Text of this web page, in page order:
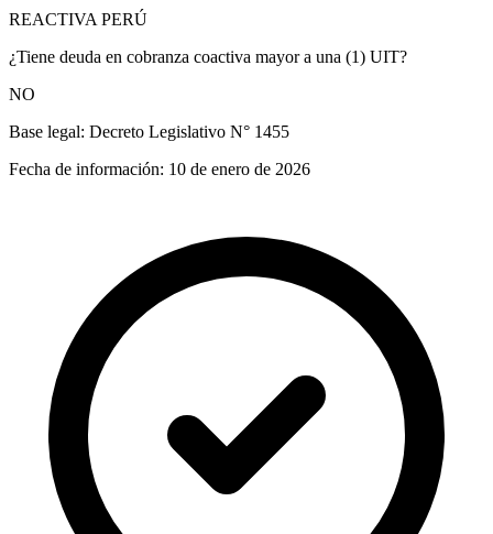
REACTIVA PERÚ
¿Tiene deuda en cobranza coactiva mayor a una (1) UIT?
NO
Base legal: Decreto Legislativo N° 1455
Fecha de información: 10 de enero de 2026